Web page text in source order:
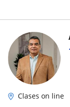
Clases on line